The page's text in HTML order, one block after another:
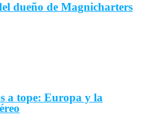
dueño de Magnicharters
a tope: Europa y la